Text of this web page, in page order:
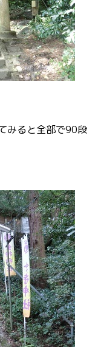
みると全部で90段